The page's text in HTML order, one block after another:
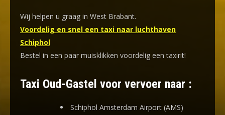
Wij helpen u graag in West Brabant.
Voordelig en snel een taxi naar luchthaven
Schiphol
Bestel in een paar muisklikken voordelig een taxirit!
Taxi Oud-Gastel voor vervoer naar :
Schiphol Amsterdam Airport (AMS)